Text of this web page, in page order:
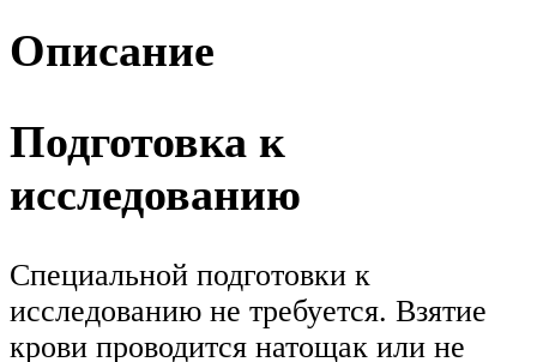
Описание
Подготовка к
исследованию
Специальной подготовки к
исследованию не требуется. Взятие
крови проводится натощак или не